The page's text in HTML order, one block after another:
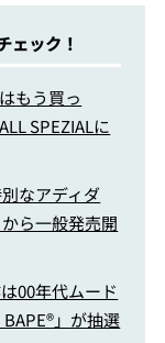
ェック！
もう買っ
SPEZIALに
なアディダ
ら一般発売開
00年代ムード
」が抽選